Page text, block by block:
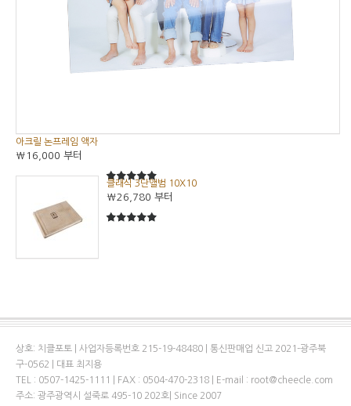
아크릴 논프레임 액자
55중에서
₩16,000 부터
클래식 3단앨범 10X10
₩26,780 부터
상호: 치클포토 | 사업자등록번호 215-19-48480 | 통신판매업 신고 2021-광주북
구-0562 | 대표 최지용
TEL : 0507-1425-1111 | FAX : 0504-470-2318 | E-mail : root@cheecle.com
주소: 광주광역시 설죽로 495-10 202호| Since 2007